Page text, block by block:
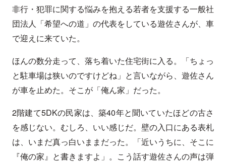
非行・犯罪に関する悩みを抱える若者を支援する一般社
団法人「希望への道」の代表をしている遊佐さんが、車
で迎えに来ていた。
ほんの数分走って、落ち着いた住宅街に入る。「ちょっ
と駐車場は狭いのですけどね」と言いながら、遊佐さん
が車を止めた。そこが「俺ん家」だった。
2階建て5DKの民家は、築40年と聞いていたほどの古さ
を感じない。むしろ、いい感じだ。壁の入口にある表札
は、いまだ真っ白いままだった。「近いうちに、そこに
『俺の家』と書きますよ」。こう話す遊佐さんの声は弾